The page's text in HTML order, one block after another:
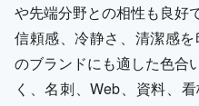
や先端分野との相性も良好
信頼感、冷静さ、清潔感
のブランドにも適した色合
く、名刺、Web、資料、